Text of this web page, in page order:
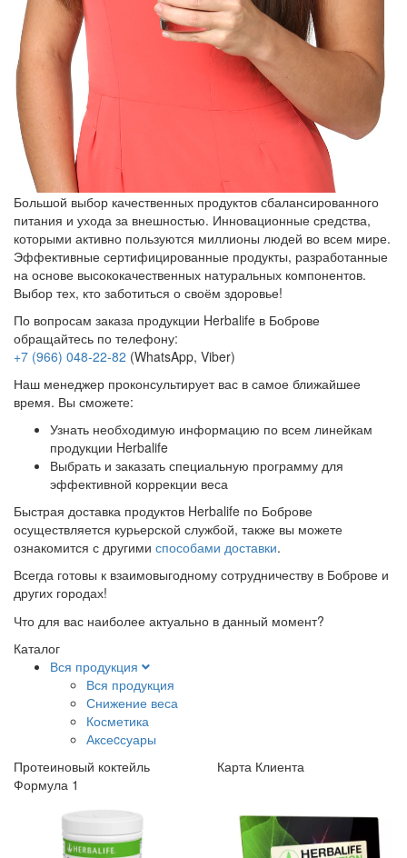
Большой выбор качественных продуктов сбалансированного
питания и ухода за внешностью. Инновационные средства,
которыми активно пользуются миллионы людей во всем мире.
Эффективные сертифицированные продукты, разработанные
на основе высококачественных натуральных компонентов.
Выбор тех, кто заботиться о своём здоровье!
По вопросам заказа продукции Herbalife в Боброве
обращайтесь по телефону:
+7 (966) 048-22-82 (WhatsApp, Viber)
Наш менеджер проконсультирует вас в самое ближайшее
время. Вы сможете:
Узнать необходимую информацию по всем линейкам
продукции Herbalife
Выбрать и заказать специальную программу для
эффективной коррекции веса
Быстрая доставка продуктов Herbalife по Боброве
осуществляется курьерской службой, также вы можете
ознакомится с другими способами доставки.
Всегда готовы к взаимовыгодному сотрудничеству в Боброве и
других городах!
Что для вас наиболее актуально в данный момент?
Каталог
Вся продукция
Вся продукция
Снижение веса
Косметика
Аксеcсуары
Протеиновый коктейль
Формула 1
Карта Клиента